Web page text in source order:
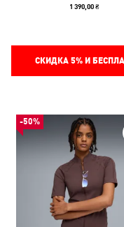
1 390,00 ₴
СКИДКА 5%И
-50%